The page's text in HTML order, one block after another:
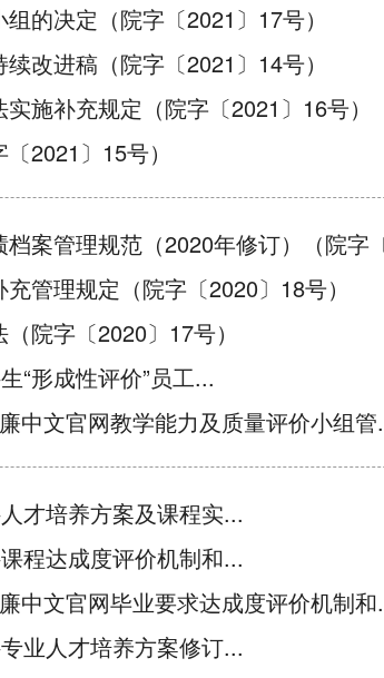
的决定（院字〔2021〕17号）
改进稿（院字〔2021〕14号）
施补充规定（院字〔2021〕16号）
2021〕15号）
案管理规范（2020年修订）（院字
管理规定（院字〔2020〕18号）
院字〔2020〕17号）
“形成性评价”员工...
中文官网教学能力及质量评价小组管
才培养方案及课程实...
程达成度评价机制和...
中文官网毕业要求达成度评价机制和
业人才培养方案修订...